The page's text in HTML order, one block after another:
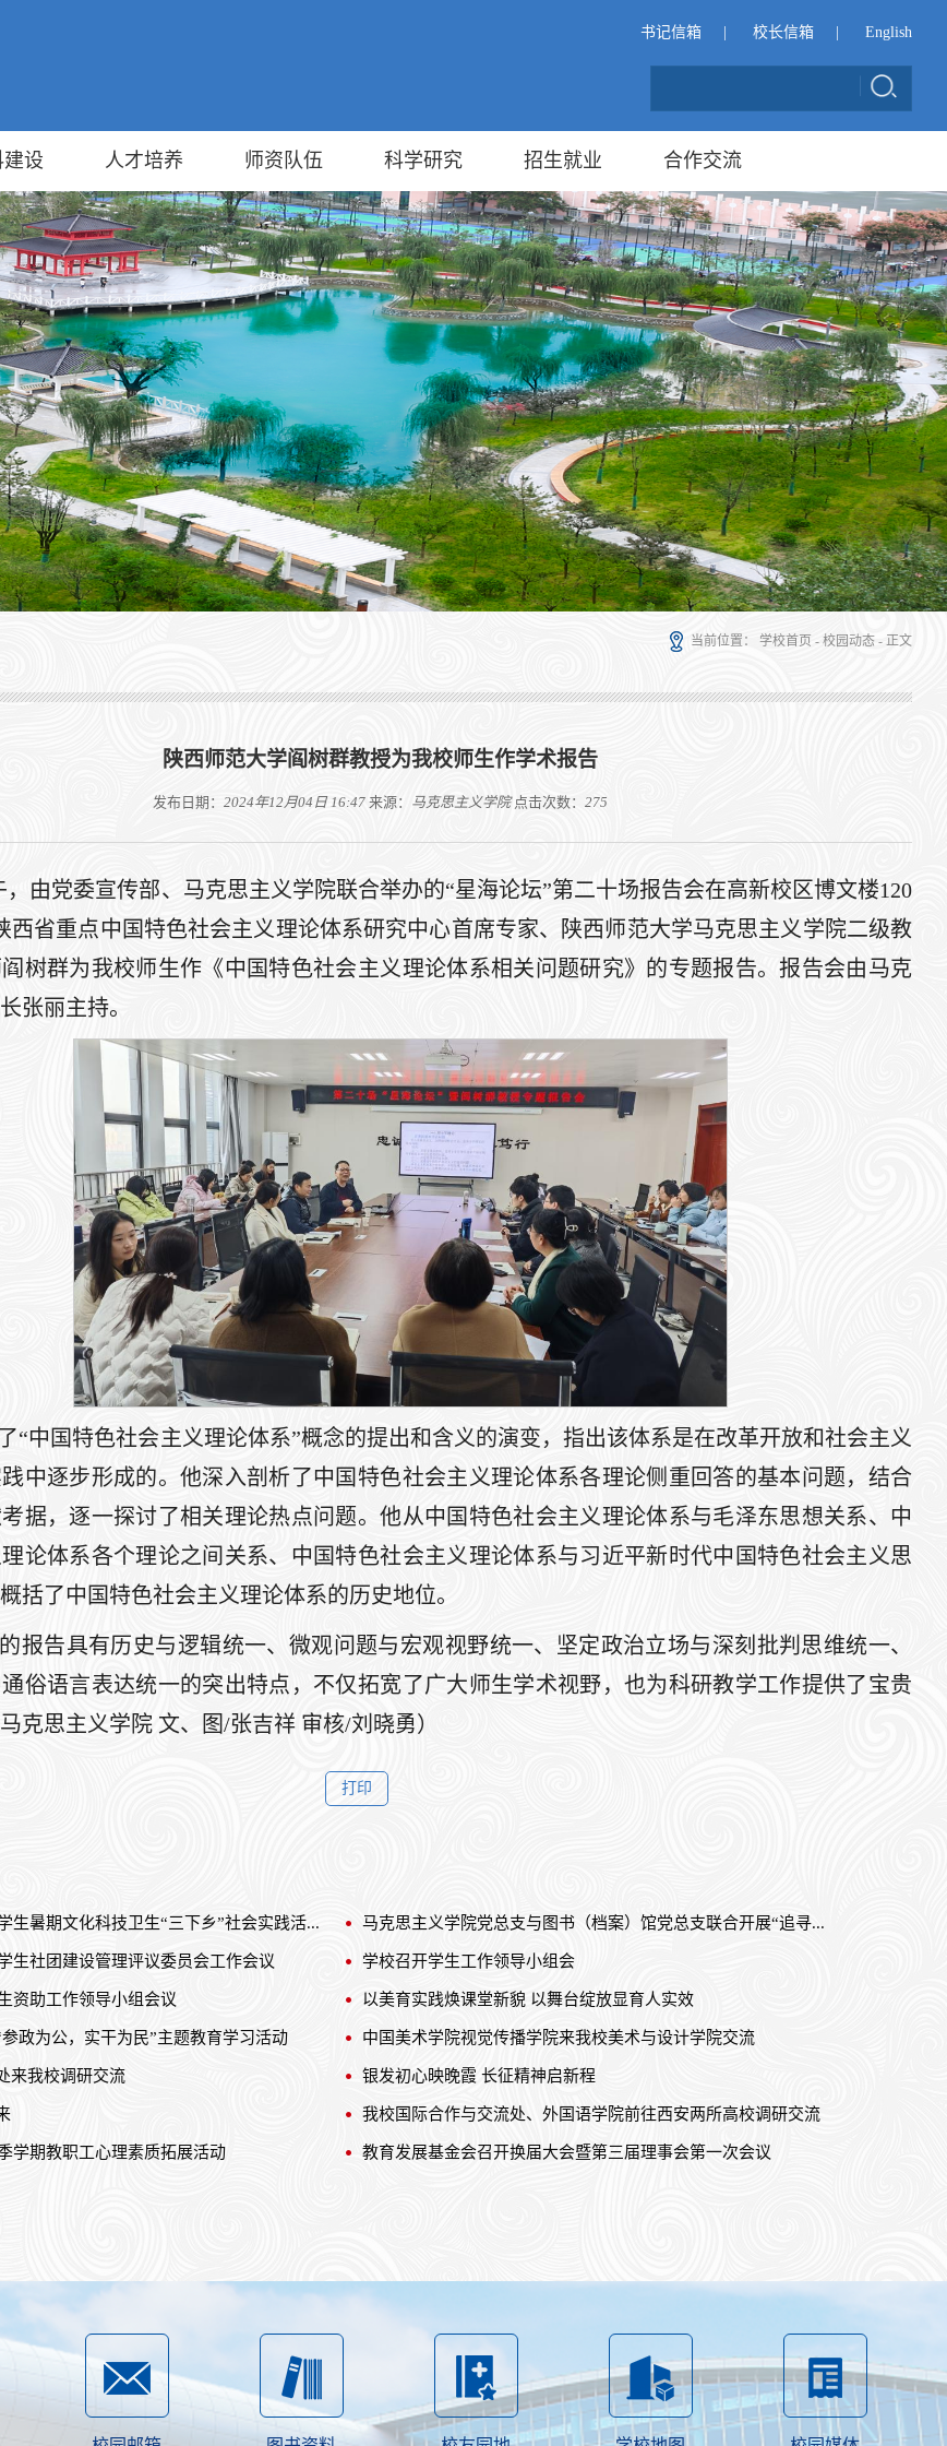
书记信箱 校长信箱 English
建设 人才培养 师资队伍 科学研究 招生就业 合作交流
当前位置： 学校首页 - 校园动态 - 正文
陕西师范大学阎树群教授为我校师生作学术报告
发布日期： 2024年12月04日 16:47 来源： 马克思主义学院 点击次数： 275
，由党委宣传部、马克思主义学院联合举办的“星海论坛”第二十场报告会在高新校区博文楼120
西省重点中国特色社会主义理论体系研究中心首席专家、陕西师范大学马克思主义学院二级教
树群为我校师生作《中国特色社会主义理论体系相关问题研究》的专题报告。报告会由马克
张丽主持。
“中国特色社会主义理论体系”概念的提出和含义的演变，指出该体系是在改革开放和社会主义
中逐步形成的。他深入剖析了中国特色社会主义理论体系各理论侧重回答的基本问题，结合
据，逐一探讨了相关理论热点问题。他从中国特色社会主义理论体系与毛泽东思想关系、中
论体系各个理论之间关系、中国特色社会主义理论体系与习近平新时代中国特色社会主义思
括了中国特色社会主义理论体系的历史地位。
报告具有历史与逻辑统一、微观问题与宏观视野统一、坚定政治立场与深刻批判思维统一、
俗语言表达统一的突出特点，不仅拓宽了广大师生学术视野，也为科研教学工作提供了宝贵
克思主义学院 文、图/张吉祥 审核/刘晓勇）
生暑期文化科技卫生“三下乡”社会实践活... 马克思主义学院党总支与图书（档案）馆党总支联合开展“追寻...
生社团建设管理评议委员会工作会议 学校召开学生工作领导小组会
资助工作领导小组会议 以美育实践焕课堂新貌 以舞台绽放显育人实效
政为公，实干为民”主题教育学习活动 中国美术学院视觉传播学院来我校美术与设计学院交流
来我校调研交流 银发初心映晚霞 长征精神启新程
我校国际合作与交流处、外国语学院前往西安两所高校调研交流
学期教职工心理素质拓展活动 教育发展基金会召开换届大会暨第三届理事会第一次会议